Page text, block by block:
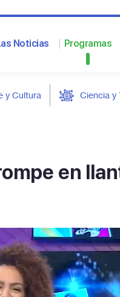
Noticias Programas
y Cultura Ciencia y
en